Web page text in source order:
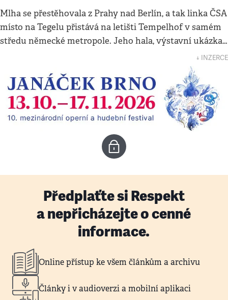
Mlha se přestěhovala z Prahy nad Berlín, a tak linka ČSA
místo na Tegelu přistává na letišti Tempelhof v samém
středu německé metropole. Jeho hala, výstavní ukázka…
↓ INZERCE
Předplaťte si Respekt
a nepřicházejte o cenné
informace.
Online přístup ke všem článkům a archivu
Články i v audioverzi a mobilní aplikaci